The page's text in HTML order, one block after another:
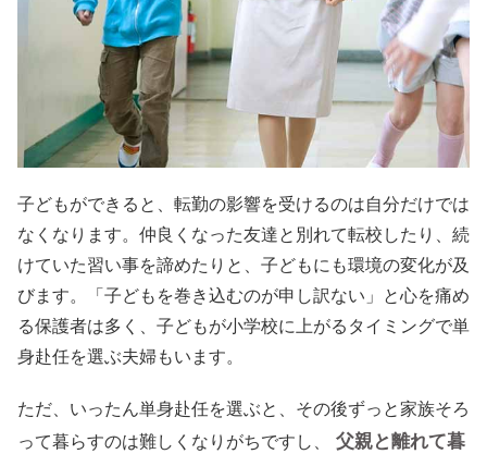
子どもができると、転勤の影響を受けるのは自分だけでは
なくなります。仲良くなった友達と別れて転校したり、続
けていた習い事を諦めたりと、子どもにも環境の変化が及
びます。「子どもを巻き込むのが申し訳ない」と心を痛め
る保護者は多く、子どもが小学校に上がるタイミングで単
身赴任を選ぶ夫婦もいます。
ただ、いったん単身赴任を選ぶと、その後ずっと家族そろ
って暮らすのは難しくなりがちですし、
父親と離れて暮